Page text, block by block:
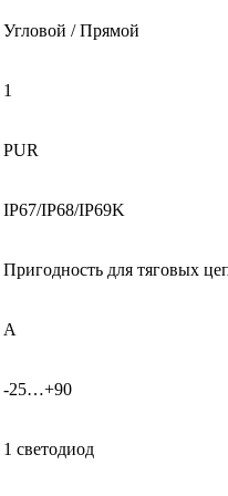
Угловой / Прямой
1
PUR
IP67/IP68/IP69K
Пригодность для тяговых
A
-25…+90
1 светодиод